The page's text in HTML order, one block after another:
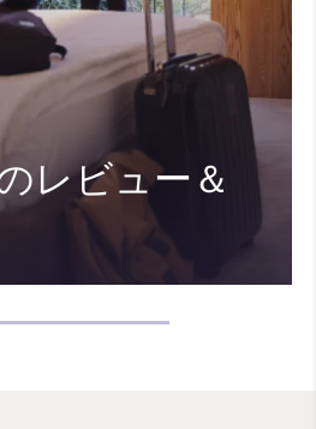
レビュー＆